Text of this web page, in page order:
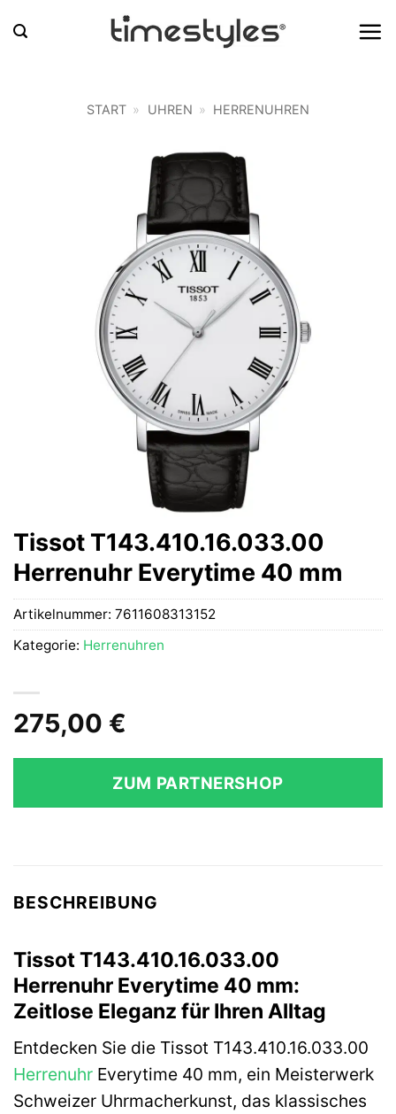
Inhalt
START » UHREN » HERRENUHREN
Tissot T143.410.16.033.00
Herrenuhr Everytime 40 mm
275,00 €
ZUM PARTNERSHOP
Artikelnummer: 7611608313152
Kategorie: Herrenuhren
BESCHREIBUNG
Tissot T143.410.16.033.00
Herrenuhr Everytime 40 mm:
Zeitlose Eleganz für Ihren Alltag
Entdecken Sie die Tissot T143.410.16.033.00
Herrenuhr Everytime 40 mm, ein Meisterwerk
Schweizer Uhrmacherkunst, das klassisches